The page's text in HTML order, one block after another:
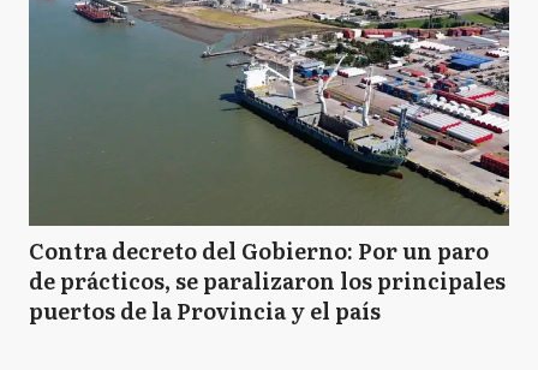
Contra decreto del Gobierno: Por un paro
de prácticos, se paralizaron los principales
puertos de la Provincia y el país